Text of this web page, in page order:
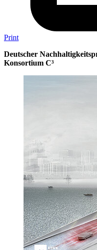
Print
Deutscher
Konsortium C³